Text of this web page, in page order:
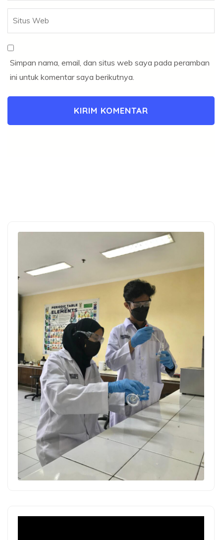
Simpan nama, email, dan situs web saya pada peramban
ini untuk komentar saya berikutnya.